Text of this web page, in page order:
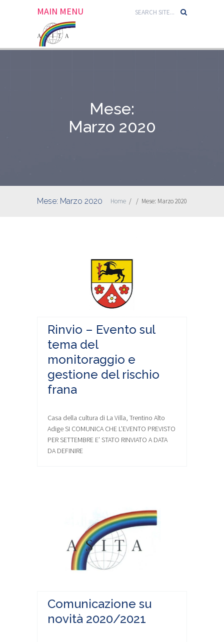
MAIN MENU
Mese:
Marzo 2020
Mese: Marzo 2020 Home / / Mese: Marzo 2020
Rinvio – Evento sul
tema del
monitoraggio e
gestione del rischio
frana
Casa della cultura di La Villa, Trentino Alto
Adige SI COMUNICA CHE L’EVENTO PREVISTO
PER SETTEMBRE E’ STATO RINVIATO A DATA
DA DEFINIRE
Comunicazione su
novità 2020/2021